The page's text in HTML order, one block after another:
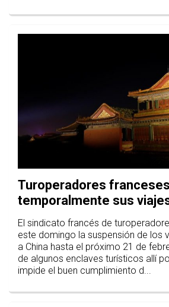
Turoperadores
temporalmente sus
El sindicato francés de
este domingo la suspensión de los
a China hasta el próximo 21 de
de algunos enclaves turísticos allí
impide el buen cumplimiento d...